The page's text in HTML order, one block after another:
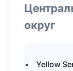
округ
Yellow